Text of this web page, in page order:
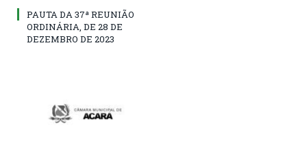
PAUTA DA 37ª REUNIÃO
ORDINÁRIA, DE 28 DE
DEZEMBRO DE 2023